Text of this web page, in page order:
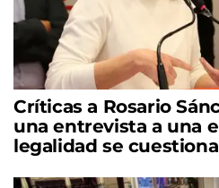
Críticas a Rosario
una entrevista a una
legalidad se